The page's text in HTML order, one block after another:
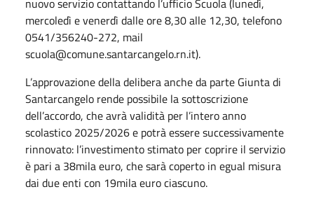
mercoledì e venerdì dalle ore 8,30 alle 12,30, telefono
0541/356240-272, mail
scuola@comune.santarcangelo.rn.it).
L’approvazione della delibera anche da parte Giunta di
Santarcangelo rende possibile la sottoscrizione
dell’accordo, che avrà validità per l’intero anno
scolastico 2025/2026 e potrà essere successivamente
rinnovato: l’investimento stimato per coprire il servizio
è pari a 38mila euro, che sarà coperto in egual misura
dai due enti con 19mila euro ciascuno.